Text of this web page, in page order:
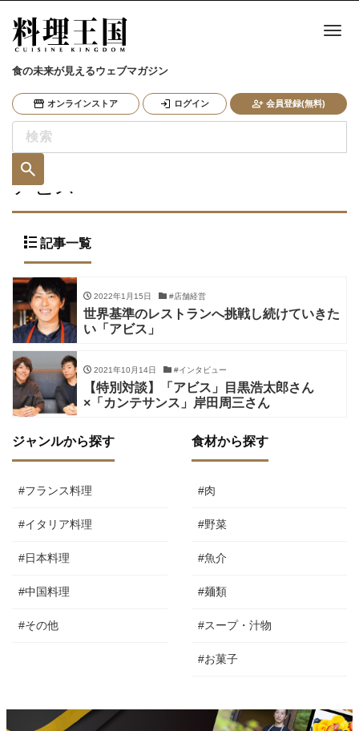
食の未来が見えるウェブマガジン
オンラインストア ログイン 会員登録(無料)
ナ
アビス
記事一覧
2022年1月15日 #店舗経営
世界基準のレストランへ挑戦し続けていきた
い「アビス」
2021年10月14日 #インタビュー
【特別対談】「アビス」目黒浩太郎さん
×「カンテサンス」岸田周三さん
ジャンルから探す
#フランス料理
#イタリア料理
#日本料理
#中国料理
#その他
食材から探す
#肉
#野菜
#魚介
#麺類
#スープ・汁物
#お菓子